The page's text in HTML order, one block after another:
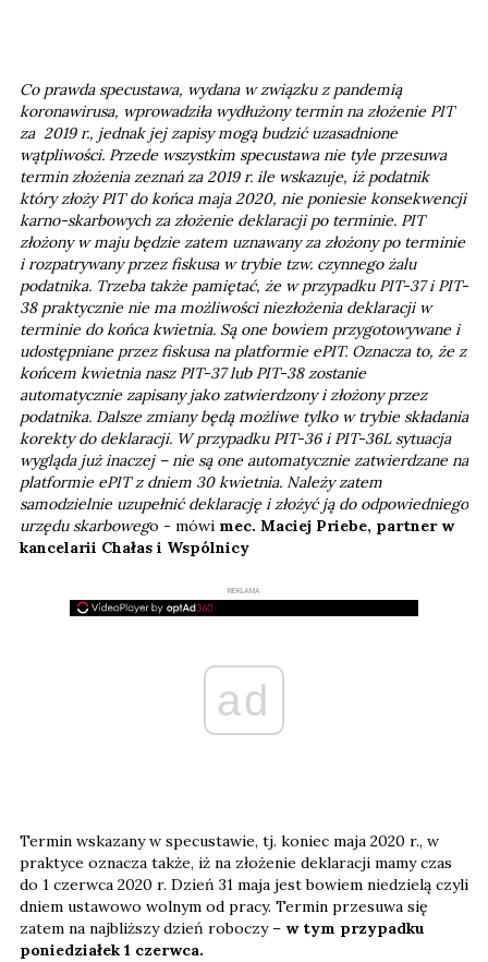
Co prawda specustawa, wydana w związku z pandemią
koronawirusa, wprowadziła wydłużony termin na złożenie PIT
za 2019 r., jednak jej zapisy mogą budzić uzasadnione
wątpliwości. Przede wszystkim specustawa nie tyle przesuwa
termin złożenia zeznań za 2019 r. ile wskazuje, iż podatnik
który złoży PIT do końca maja 2020, nie poniesie konsekwencji
karno-skarbowych za złożenie deklaracji po terminie. PIT
złożony w maju będzie zatem uznawany za złożony po terminie
i rozpatrywany przez fiskusa w trybie tzw. czynnego żalu
podatnika. Trzeba także pamiętać, że w przypadku PIT-37 i PIT-
38 praktycznie nie ma możliwości niezłożenia deklaracji w
terminie do końca kwietnia. Są one bowiem przygotowywane i
udostępniane przez fiskusa na platformie ePIT. Oznacza to, że z
końcem kwietnia nasz PIT-37 lub PIT-38 zostanie
automatycznie zapisany jako zatwierdzony i złożony przez
podatnika. Dalsze zmiany będą możliwe tylko w trybie składania
korekty do deklaracji. W przypadku PIT-36 i PIT-36L sytuacja
wygląda już inaczej – nie są one automatycznie zatwierdzane na
platformie ePIT z dniem 30 kwietnia. Należy zatem
samodzielnie uzupełnić deklarację i złożyć ją do odpowiedniego
urzędu skarbowego - mówi mec. Maciej Priebe, partner w
kancelarii Chałas i Wspólnicy
REKLAMA
ad
Termin wskazany w specustawie, tj. koniec maja 2020 r., w
praktyce oznacza także, iż na złożenie deklaracji mamy czas
do 1 czerwca 2020 r. Dzień 31 maja jest bowiem niedzielą czyli
dniem ustawowo wolnym od pracy. Termin przesuwa się
zatem na najbliższy dzień roboczy – w tym przypadku
poniedziałek 1 czerwca.